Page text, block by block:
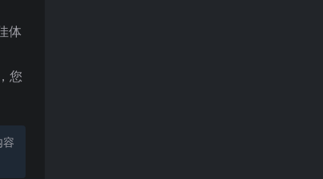
体
您